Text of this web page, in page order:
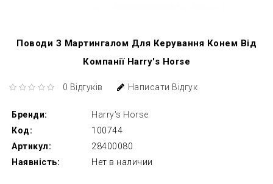
Поводи З Мартингалом Для Керування Конем Від
Компанії Harry's Horse
0 Відгуків Написати Відгук
Бренди:
Harry's Horse
Код:
100744
Артикул:
28400080
Наявність:
Нет в наличии